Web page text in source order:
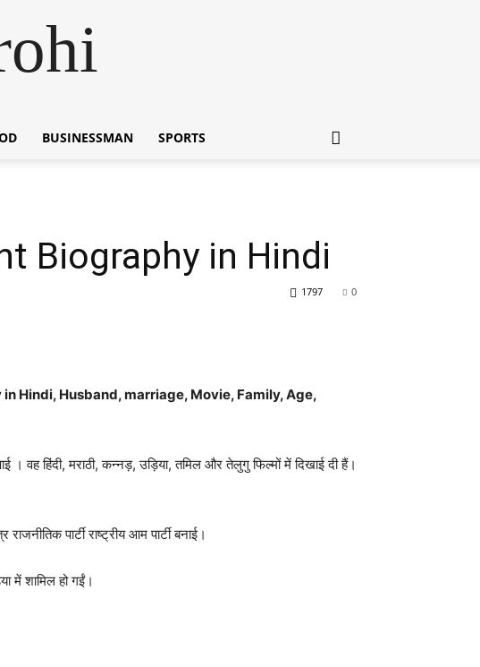
BUSINESSMAN SPORTS
Biography in Hindi
0
1797
in Hindi, Husband, marriage, Movie, Family, Age,
वह हिंदी, मराठी, कन्नड़, उड़िया, तमिल और तेलुगु फिल्मों में दिखाई दी हैं।
पार्टी राष्ट्रीय आम पार्टी बनाई।
में शामिल हो गईं।